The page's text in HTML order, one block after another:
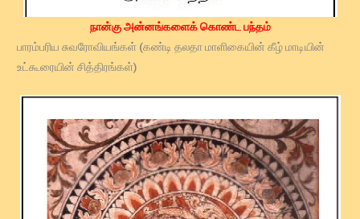
நான்கு அன்னங்களைக் கொண்ட பந்தம்
பாரம்பரிய சுவரோவியங்கள் (கண்டி தலதா மாளிகையின் கீழ் மாடியின்
உட்கூரையின் சித்திரங்கள்)